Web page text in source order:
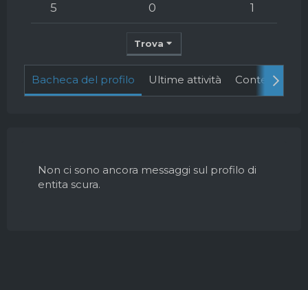
5 0 1
Trova
Bacheca del profilo Ultime attività Contenuto
Non ci sono ancora messaggi sul profilo di
entita scura.